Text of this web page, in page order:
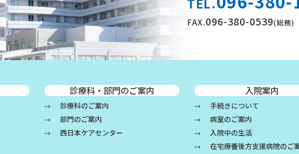
FAX.096-380-0539(総務)
診療科・部門のご案内
診療科のご案内
部門のご案内
西日本ケアセンター
入院案内
手続きについて
病室のご案内
入院中の生活
在宅療養後方支援病院のご